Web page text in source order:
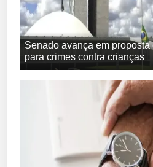
Senado avança em
para crimes contra crianças